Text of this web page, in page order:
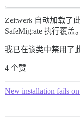
Zeitwerk 自动加载了
SafeMigrate 执行覆盖。
我已在该类中禁用了
4 个赞
New installation fails